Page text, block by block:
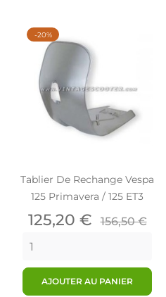
Tablier De Rechange Vespa
125 Primavera / 125 ET3
Prix
125,20 € Prix
156,50 €
AJOUTER AU PANIER
-20%